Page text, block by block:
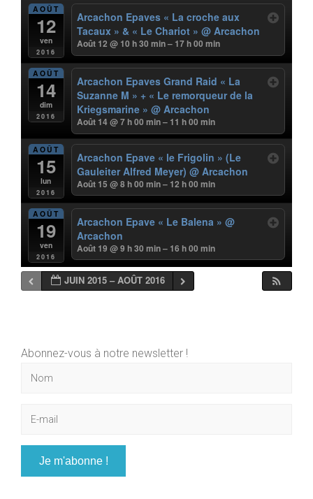
AOÛT
12
ven
2016
Arcachon Epaves « La croche aux
Tacaux » & « Le Chariot »@ Arcachon
Août 12 @ 10 h 30 min – 17 h 00 min
AOÛT
14
dim
2016
Arcachon Epaves Grand Raid « La
Suzanne M » + « Le remorqueur de la
Kriegsmarine »@ Arcachon
Août 14 @ 7 h 00 min – 11 h 00 min
AOÛT
15
lun
2016
Arcachon Epave « le Frigolin » (Le
Gauleiter Alfred Meyer)@ Arcachon
Août 15 @ 8 h 00 min – 12 h 00 min
AOÛT
19
ven
2016
Arcachon Epave « Le Balena »@
Arcachon
Août 19 @ 9 h 30 min – 16 h 00 min
JUIN 2015 – AOÛT 2016
Abonnez-vous à notre newsletter !